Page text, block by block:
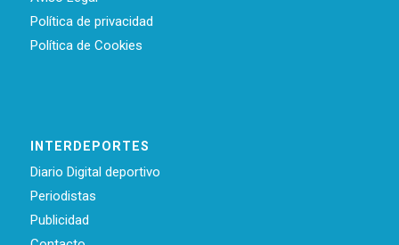
Política de privacidad
Política de Cookies
INTERDEPORTES
Diario Digital deportivo
Periodistas
Publicidad